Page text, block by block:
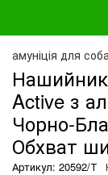
амуніція для
Active з
Чорно-
Обхват
Артикул: 20592/Т